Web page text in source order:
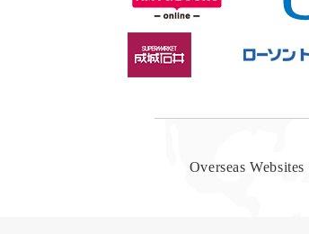
Overseas Websites